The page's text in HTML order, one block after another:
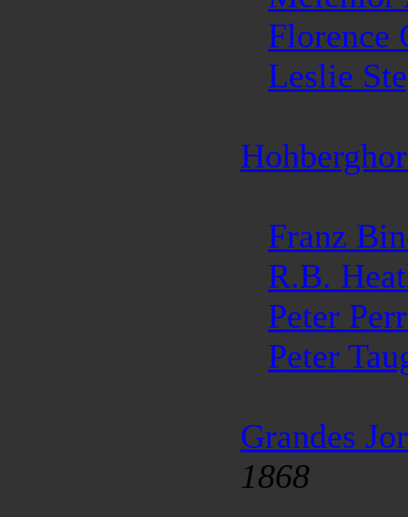
Florence
Leslie
Franz
R.B.
Peter
Peter
Grandes
1868